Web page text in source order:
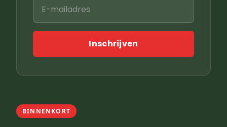
Inschrijven
BINNENKORT